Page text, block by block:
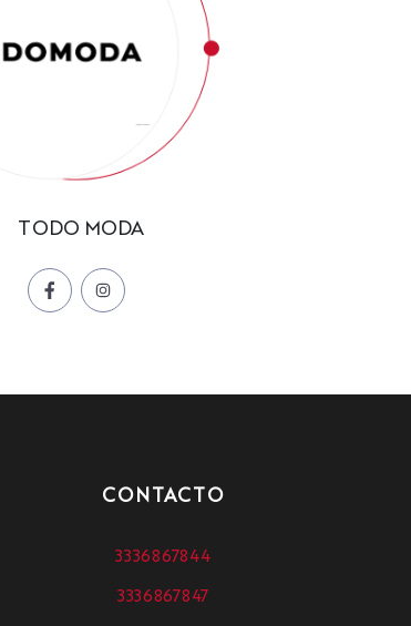
TODO MODA
CONTACTO
3336867844
3336867847